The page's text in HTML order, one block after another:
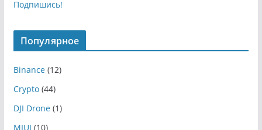
Подпишись!
Популярное
Binance(12)
Crypto(44)
DJI Drone(1)
MIUI (10)